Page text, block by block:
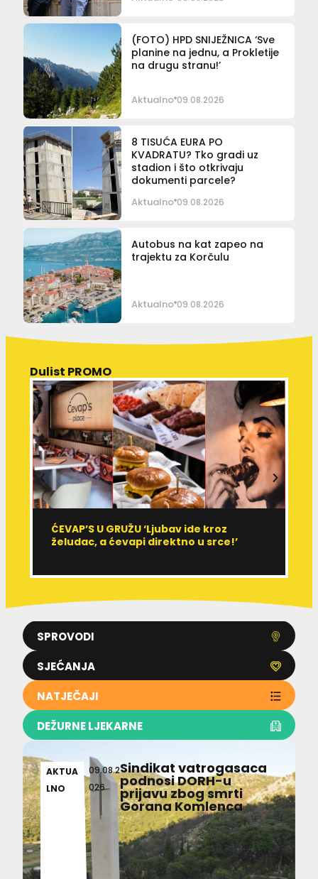
(FOTO) HPD SNIJEŽNICA ‘Sve
planine na jednu, a Prokletije
na drugu stranu!’
Aktualno 09.08.2026
8 TISUĆA EURA PO
KVADRATU? Tko gradi uz
stadion i što otkrivaju
dokumenti parcele?
Aktualno 09.08.2026
Autobus na kat zapeo na
trajektu za Korčulu
Aktualno 09.08.2026
SPROVODI
SJEĆANJA
NATJEČAJI
DEŽURNE LJEKARNE
Dulist PROMO
ĆEVAP’S U GRUŽU ‘Ljubav ide kroz
želudac, a ćevapi direktno u srce!’
AKTUA
LNO
09.08.2
026
Sindikat vatrogasaca
podnosi DORH-u
prijavu zbog smrti
Gorana Komlenca